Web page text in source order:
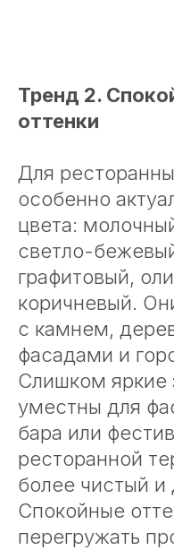
Тренд 2.
оттенки
Для
особенно
цвета:
светло-
графитовый,
коричневый.
с камнем,
фасадами и
Слишком яркие
уместны для
бара или
ресторанной
более чистый и
Спокойные
перегружать